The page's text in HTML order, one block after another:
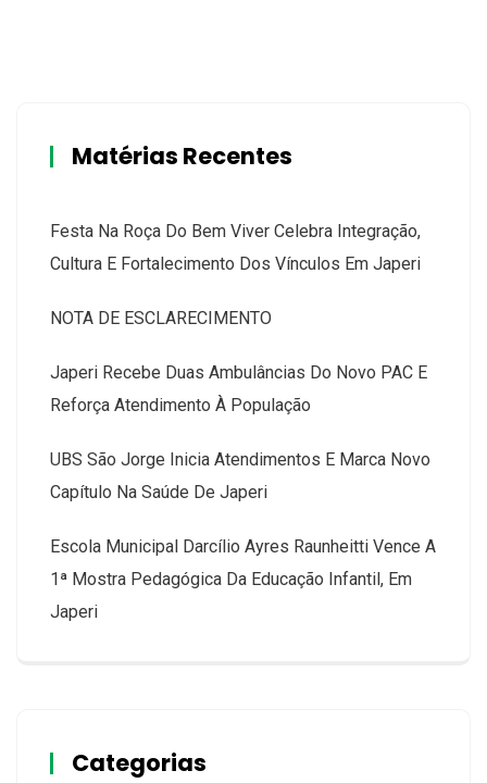
Matérias Recentes
Festa Na Roça Do Bem Viver Celebra Integração,
Cultura E Fortalecimento Dos Vínculos Em Japeri
NOTA DE ESCLARECIMENTO
Japeri Recebe Duas Ambulâncias Do Novo PAC E
Reforça Atendimento À População
UBS São Jorge Inicia Atendimentos E Marca Novo
Capítulo Na Saúde De Japeri
Escola Municipal Darcílio Ayres Raunheitti Vence A
1ª Mostra Pedagógica Da Educação Infantil, Em
Japeri
Categorias